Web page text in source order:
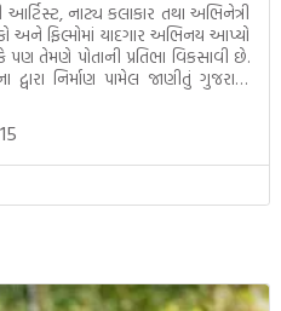
નાટ્ય કલાકાર તથા અભિનેત્રી
અને ફિલ્મોમાં યાદગાર અભિનય આપ્યો
પણ તેમણે પોતાની પ્રતિભા વિકસાવી છે.
દ્વારા નિર્માણ પામેલ જાણીતું ગુજરાતી
પણ છે. સ્વરગુર્જરી […]